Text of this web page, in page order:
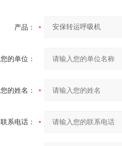
产品：
您的单位：
您的姓名：
联系电话：